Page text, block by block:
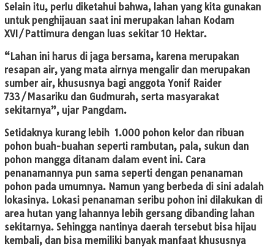
Selain itu, perlu diketahui bahwa, lahan yang kita gunakan
untuk penghijauan saat ini merupakan lahan Kodam
XVI/Pattimura dengan luas sekitar 10 Hektar.
“Lahan ini harus di jaga bersama, karena merupakan
resapan air, yang mata airnya mengalir dan merupakan
sumber air, khususnya bagi anggota Yonif Raider
733/Masariku dan Gudmurah, serta masyarakat
sekitarnya”, ujar Pangdam.
Setidaknya kurang lebih 1.000 pohon kelor dan ribuan
pohon buah-buahan seperti rambutan, pala, sukun dan
pohon mangga ditanam dalam event ini. Cara
penanamannya pun sama seperti dengan penanaman
pohon pada umumnya. Namun yang berbeda di sini adalah
lokasinya. Lokasi penanaman seribu pohon ini dilakukan di
area hutan yang lahannya lebih gersang dibanding lahan
sekitarnya. Sehingga nantinya daerah tersebut bisa hijau
kembali, dan bisa memiliki banyak manfaat khususnya